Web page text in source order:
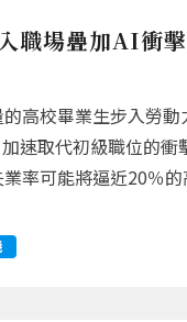
職場疊加AI衝
高校畢業生步入勞動
速取代初級職位的衝
率可能將逼近20％的